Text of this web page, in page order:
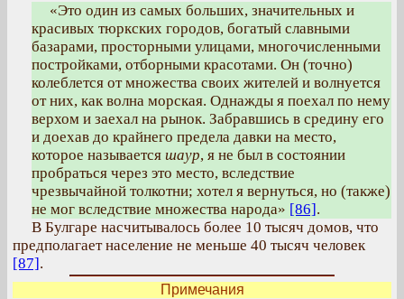
«Это один из самых больших, значительных и
красивых тюркских городов, богатый славными
базарами, просторными улицами, многочисленными
постройками, отборными красотами. Он (точно)
колеблется от множества своих жителей и волнуется
от них, как волна морская. Однажды я поехал по нему
верхом и заехал на рынок. Забравшись в средину его
и доехав до крайнего предела давки на место,
которое называется шаур, я не был в состоянии
пробраться через это место, вследствие
чрезвычайной толкотни; хотел я вернуться, но (также)
не мог вследствие множества народа» [86].
В Булгаре насчитывалось более 10 тысяч домов, что
предполагает население не меньше 40 тысяч человек
[87].
Примечания